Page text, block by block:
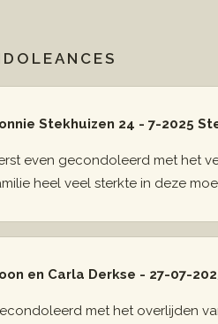
Stekhuizen 24 - 7-2025
even gecondoleerd met het
heel veel sterkte in deze
en Carla Derkse - 27-07-
met het overlijden